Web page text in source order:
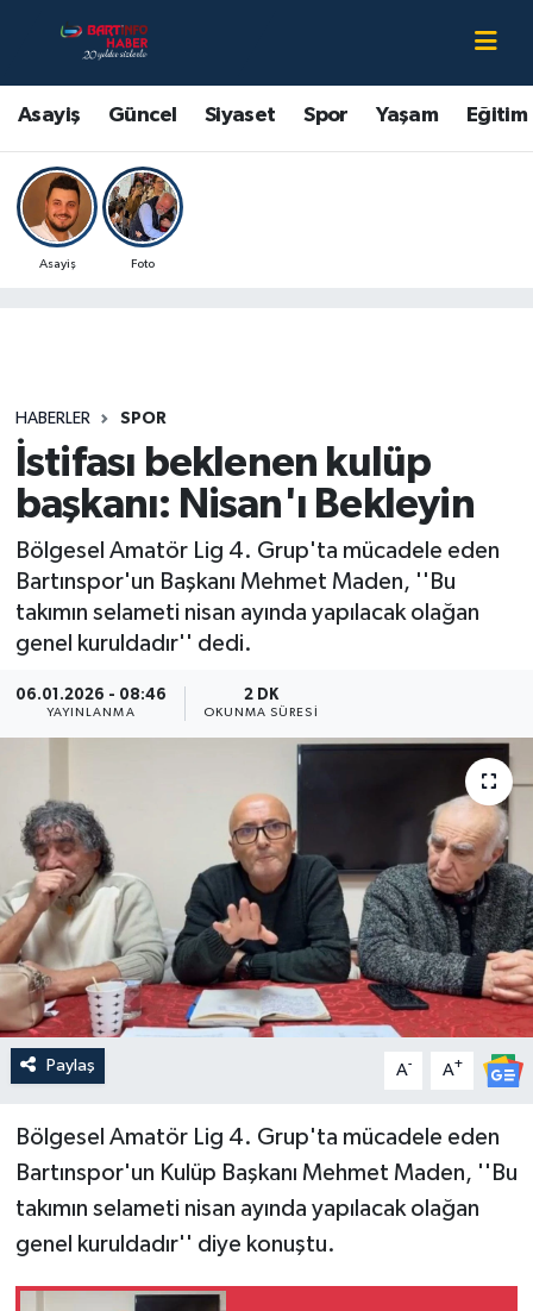
Asayiş Güncel Siyaset Spor Yaşam Eğitim
Asayiş Foto
HABERLER SPOR
İstifası beklenen kulüp
başkanı: Nisan'ı Bekleyin
Bölgesel Amatör Lig 4. Grup'ta mücadele eden
Bartınspor'un Başkanı Mehmet Maden, ''Bu
takımın selameti nisan ayında yapılacak olağan
genel kuruldadır'' dedi.
06.01.2026 - 08:46
YAYINLANMA
2 DK
OKUNMA SÜRESI
Paylaş A- A+
Bölgesel Amatör Lig 4. Grup'ta mücadele eden
Bartınspor'un Kulüp Başkanı Mehmet Maden, ''Bu
takımın selameti nisan ayında yapılacak olağan
genel kuruldadır'' diye konuştu.
Asayiş
Bartın Hakkında
Çevre
Eğitim
Kültür-Sanat
Magazin
Medya
Sağlık
Sinema
Siyaset
Spor
Tarım
Turizm
Yaşam
DÜNYA
YEREL
Bartın Nöbetçi Eczaneler
Bartın Hava Durumu
Bartin Namaz Vakitleri
Bartın Trafik Yoğunluk Haritası
Son Dakika Haberleri
Haber Arşivi